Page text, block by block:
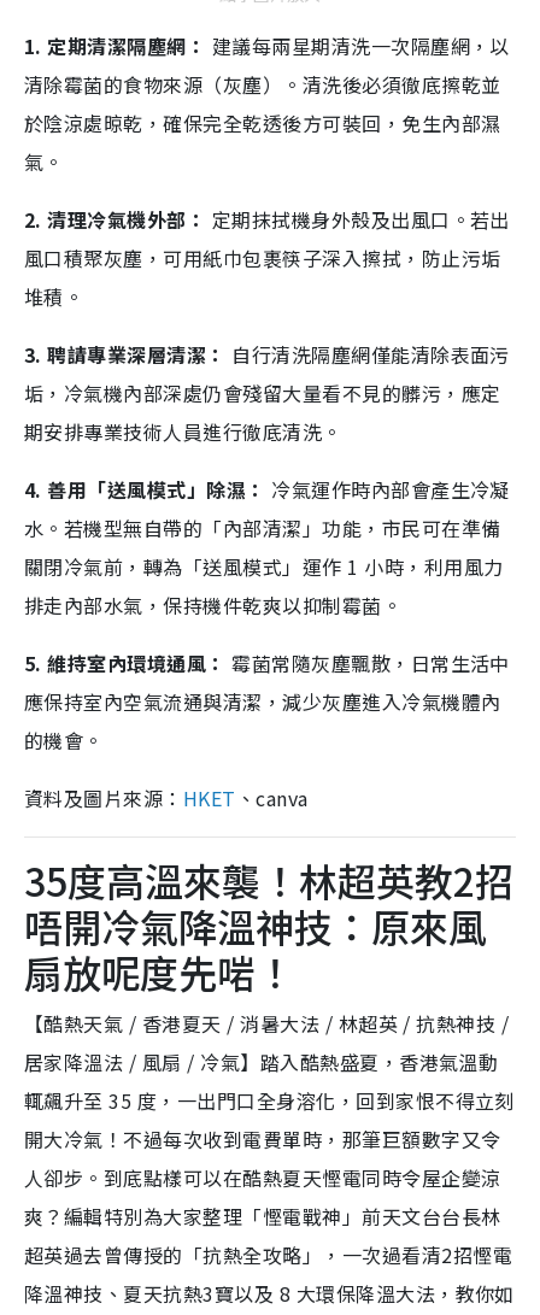
1. 定期清潔隔塵網： 建議每兩星期清洗一次隔塵網，以
清除霉菌的食物來源（灰塵）。清洗後必須徹底擦乾並
於陰涼處晾乾，確保完全乾透後方可裝回，免生內部濕
氣。
2. 清理冷氣機外部： 定期抹拭機身外殼及出風口。若出
風口積聚灰塵，可用紙巾包裹筷子深入擦拭，防止污垢
堆積。
3. 聘請專業深層清潔： 自行清洗隔塵網僅能清除表面污
垢，冷氣機內部深處仍會殘留大量看不見的髒污，應定
期安排專業技術人員進行徹底清洗。
4. 善用「送風模式」除濕： 冷氣運作時內部會產生冷凝
水。若機型無自帶的「內部清潔」功能，市民可在準備
關閉冷氣前，轉為「送風模式」運作 1 小時，利用風力
排走內部水氣，保持機件乾爽以抑制霉菌。
5. 維持室內環境通風： 霉菌常隨灰塵飄散，日常生活中
應保持室內空氣流通與清潔，減少灰塵進入冷氣機體內
的機會。
資料及圖片來源： HKET 、canva
35度高溫來襲！林超英教2招
唔開冷氣降溫神技：原來風
扇放呢度先啱！
【酷熱天氣 / 香港夏天 / 消暑大法 / 林超英 / 抗熱神技 /
居家降溫法 / 風扇 / 冷氣】踏入酷熱盛夏，香港氣溫動
輒飆升至 35 度，一出門口全身溶化，回到家恨不得立刻
開大冷氣！不過每次收到電費單時，那筆巨額數字又令
人卻步。到底點樣可以在酷熱夏天慳電同時令屋企變涼
爽？編輯特別為大家整理「慳電戰神」前天文台台長林
超英過去曾傳授的「抗熱全攻略」，一次過看清2招慳電
降溫神技、夏天抗熱3寶以及 8 大環保降溫大法，教你如